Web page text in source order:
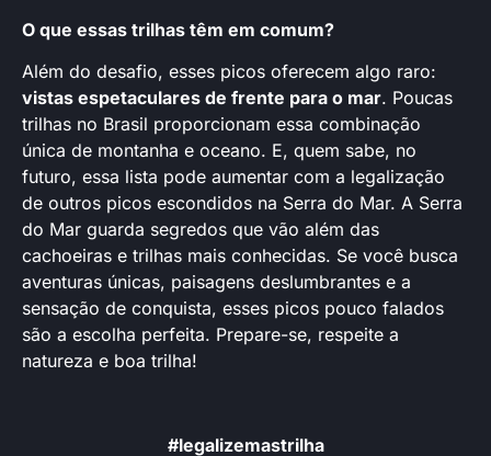
O que essas trilhas têm em comum?
Além do desafio, esses picos oferecem algo raro:
vistas espetaculares de frente para o mar. Poucas
trilhas no Brasil proporcionam essa combinação
única de montanha e oceano. E, quem sabe, no
futuro, essa lista pode aumentar com a legalização
de outros picos escondidos na Serra do Mar. A Serra
do Mar guarda segredos que vão além das
cachoeiras e trilhas mais conhecidas. Se você busca
aventuras únicas, paisagens deslumbrantes e a
sensação de conquista, esses picos pouco falados
são a escolha perfeita. Prepare-se, respeite a
natureza e boa trilha!
#legalizemastrilha